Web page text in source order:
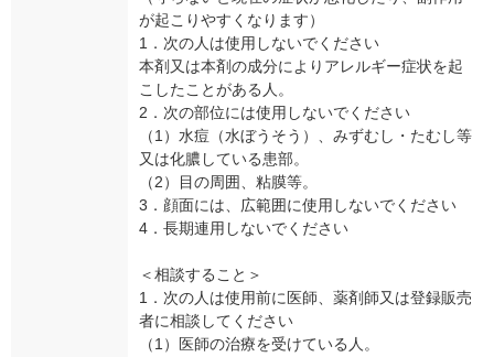
が起こりやすくなります）
1．次の人は使用しないでください
本剤又は本剤の成分によりアレルギー症状を起
こしたことがある人。
2．次の部位には使用しないでください
（1）水痘（水ぼうそう）、みずむし・たむし等
又は化膿している患部。
（2）目の周囲、粘膜等。
3．顔面には、広範囲に使用しないでください
4．長期連用しないでください
＜相談すること＞
1．次の人は使用前に医師、薬剤師又は登録販売
者に相談してください
（1）医師の治療を受けている人。